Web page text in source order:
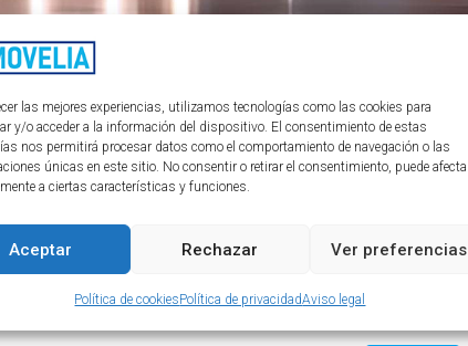
las mejores experiencias, utilizamos tecnologías como las cookies para
y/o acceder a la información del dispositivo. El consentimiento de estas
nos permitirá procesar datos como el comportamiento de navegación o las
únicas en este sitio. No consentir o retirar el consentimiento, puede
a ciertas características y funciones.
Aceptar Rechazar Ver preferencias
Política de cookiesPolítica de privacidadAviso legal
2025)
y no te pierdas la oportunidad de adquirir una propiedad
sobre las diferentes zonas y tipos de propiedades,
¡No esperes más y conoce los precios y ventajas que